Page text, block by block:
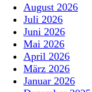
August 2026
Juli 2026
Juni 2026
Mai 2026
April 2026
März 2026
Januar 2026